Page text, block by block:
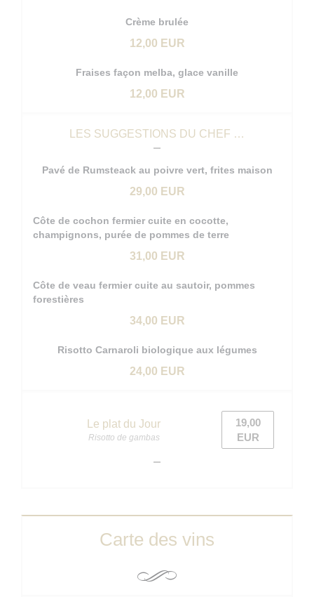
Crème brulée
12,00 EUR
Fraises façon melba, glace vanille
12,00 EUR
LES SUGGESTIONS DU CHEF …
Pavé de Rumsteack au poivre vert, frites maison
29,00 EUR
Côte de cochon fermier cuite en cocotte,
champignons, purée de pommes de terre
31,00 EUR
Côte de veau fermier cuite au sautoir, pommes
forestières
34,00 EUR
Risotto Carnaroli biologique aux légumes
24,00 EUR
Le plat du Jour
Risotto de gambas
19,00
EUR
Carte des vins